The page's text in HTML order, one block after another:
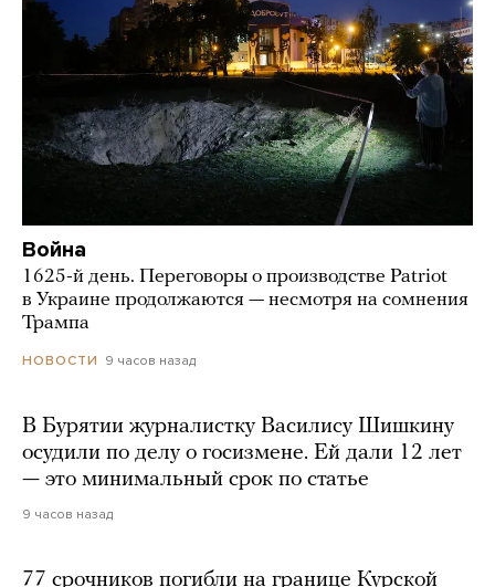
Война
1625-й день. Переговоры о производстве Patriot
в Украине продолжаются — несмотря на сомнения
Трампа
НОВОСТИ 9 часов назад
В Бурятии журналистку Василису Шишкину
осудили по делу о госизмене. Ей дали 12 лет
— это минимальный срок по статье
9 часов назад
77 срочников погибли на границе Курской